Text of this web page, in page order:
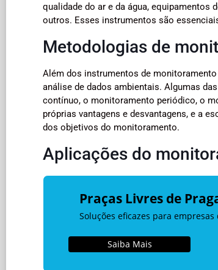
qualidade do ar e da água, equipamentos
outros. Esses instrumentos são
Metodologias de
Além dos instrumentos de
análise de dados ambientais. Algumas
contínuo, o monitoramento periódico, o
próprias vantagens e desvantagens, e a
dos objetivos do monitoramento.
Aplicações do
Praças Livres de
Soluções eficazes para
Saiba Mais